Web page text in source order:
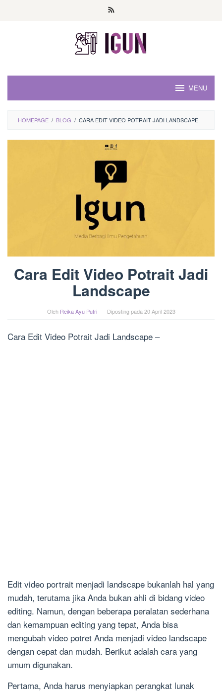
MENU
HOMEPAGE / BLOG / CARA EDIT VIDEO POTRAIT JADI LANDSCAPE
Cara Edit Video Potrait Jadi
Landscape
Oleh Reika Ayu Putri Diposting pada 20 April 2023
Cara Edit Video Potrait Jadi Landscape –
Edit video portrait menjadi landscape bukanlah hal yang
mudah, terutama jika Anda bukan ahli di bidang video
editing. Namun, dengan beberapa peralatan sederhana
dan kemampuan editing yang tepat, Anda bisa
mengubah video potret Anda menjadi video landscape
dengan cepat dan mudah. Berikut adalah cara yang
umum digunakan.
Pertama, Anda harus menyiapkan perangkat lunak